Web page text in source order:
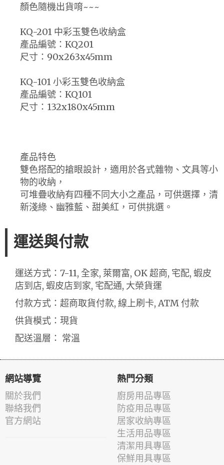
顏色隨機出貨唷~~~
KQ-201 中彩玉雙色收納盒
產品編號：KQ201
尺寸：90x263x45mm
KQ-101 小彩玉雙色收納盒
產品編號：KQ101
尺寸：132x180x45mm
產品特色
雙色搭配的搶眼設計，適用於各式雜物、文具等小
物的收納，
可堆疊收納有四種不同大小之產品，可供選擇，清
新淺綠、幽雅藍、甜美紅，可供挑選。
運送與付款
運送方式：7-11, 全家, 萊爾富, OK 超商, 宅配, 蝦皮
店到店, 蝦皮店到家, 宅配通, 大榮貨運
付款方式：超商取貨付款, 線上刷卡, ATM 付款
供貨模式：現貨
配送溫層： 常溫
網站導覽
關於我們
聯絡我們
官方網站
熱門分類
廚房用品專區
防疫用品專區
居家收納專區
生活用品專區
清潔用具專區
保鮮用具專區